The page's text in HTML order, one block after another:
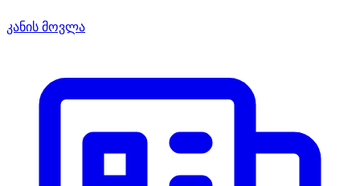
კანის მოვლა